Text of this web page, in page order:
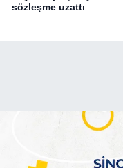
sözleşme uzattı